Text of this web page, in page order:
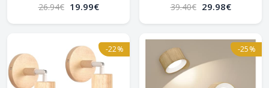
26.94€ 19.99€ 39.40€ 29.98€
-22% -25%